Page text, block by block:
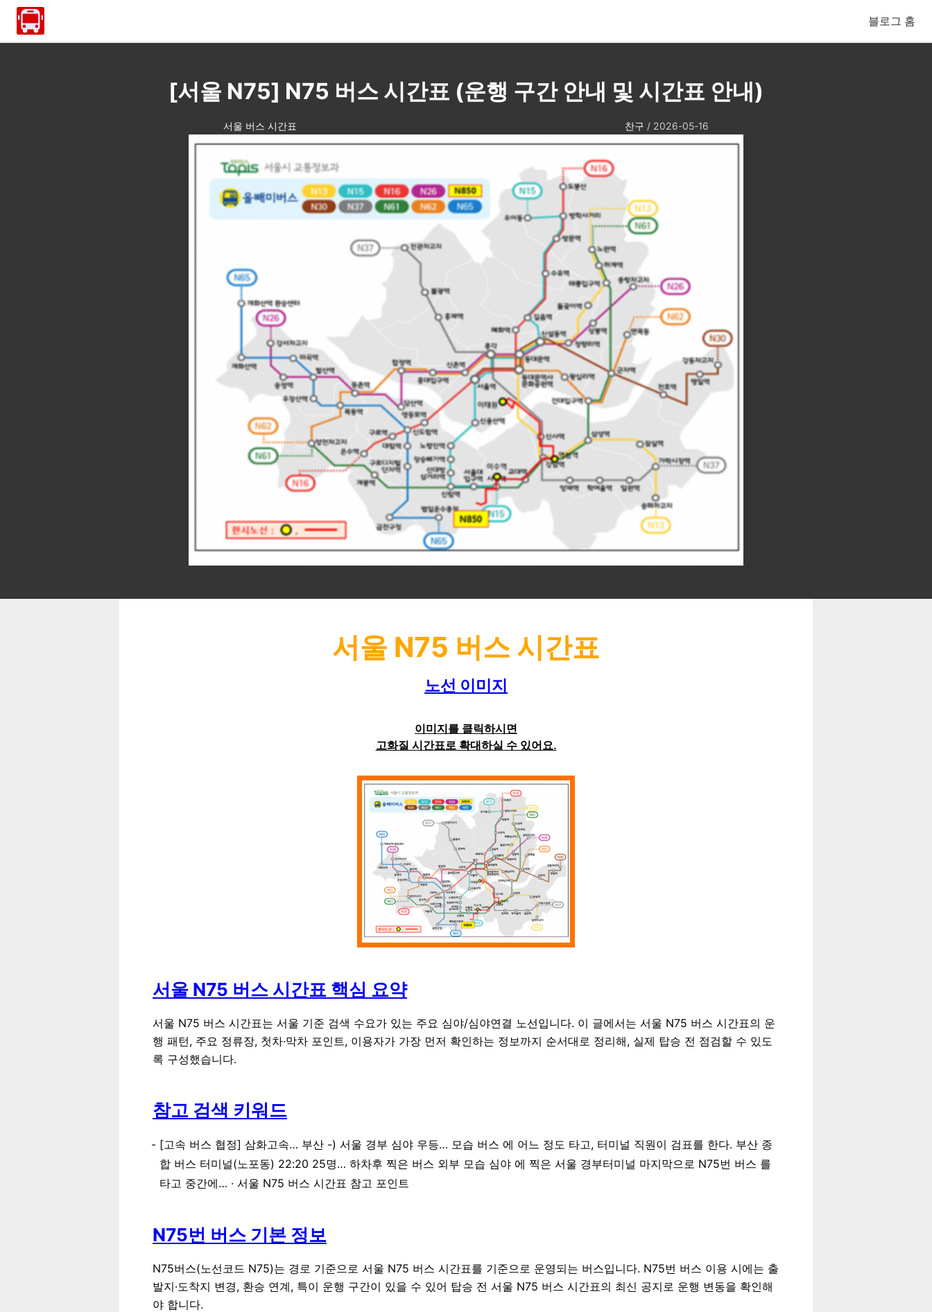
블로그 홈
[서울 N75] N75 버스 시간표 (운행 구간 안내 및 시간표 안내)
서울 버스 시간표 찬구 / 2026-05-16
서울 N75 버스 시간표
노선 이미지
이미지를 클릭하시면
고화질 시간표로 확대하실 수 있어요.
서울 N75 버스 시간표 핵심 요약
서울 N75 버스 시간표는 서울 기준 검색 수요가 있는 주요 심야/심야연결 노선입니다. 이 글에서는 서울 N75 버스 시간표의 운
행 패턴, 주요 정류장, 첫차·막차 포인트, 이용자가 가장 먼저 확인하는 정보까지 순서대로 정리해, 실제 탑승 전 점검할 수 있도
록 구성했습니다.
참고 검색 키워드
[고속 버스 협정] 삼화고속… 부산 -) 서울 경부 심야 우등… 모습 버스 에 어느 정도 타고, 터미널 직원이 검표를 한다. 부산 종
합 버스 터미널(노포동) 22:20 25명… 하차후 찍은 버스 외부 모습 심야 에 찍은 서울 경부터미널 마지막으로 N75번 버스 를
타고 중간에… · 서울 N75 버스 시간표 참고 포인트
N75번 버스 기본 정보
N75버스(노선코드 N75)는 경로 기준으로 서울 N75 버스 시간표를 기준으로 운영되는 버스입니다. N75번 버스 이용 시에는 출
발지·도착지 변경, 환승 연계, 특이 운행 구간이 있을 수 있어 탑승 전 서울 N75 버스 시간표의 최신 공지로 운행 변동을 확인해
야 합니다.